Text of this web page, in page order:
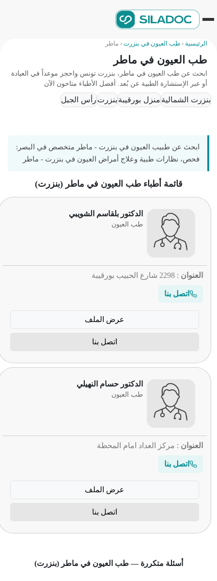
الرئيسية‹طب العيون في بنزرت ‹ماطر
طب العيون في ماطر
ابحث عن طب العيون في ماطر، بنزرت تونس واحجز موعداً في العيادة
أو عبر الإستشارة الطبية عن بُعد. أفضل الأطباء متاحون الآن
بنزرت الشماليةمنزل بورقيبةبنزرترأس الجبل
ابحث عن طبيب العيون في بنزرت - ماطر متخصص في البصر:
فحص، نظارات طبية وعلاج أمراض العيون في بنزرت - ماطر
قائمة أطباء طب العيون في ماطر (بنزرت)
الدكتور بلقاسم الشويبي
طب العيون
العنوان : 2298 شارع الحبيب بورقيبة
اتصل بنا
عرض الملف
اتصل بنا
الدكتور حسام النهيلي
طب العيون
العنوان : مركز العداد امام المحطة
اتصل بنا
عرض الملف
اتصل بنا
أسئلة متكررة — طب العيون في ماطر (بنزرت)